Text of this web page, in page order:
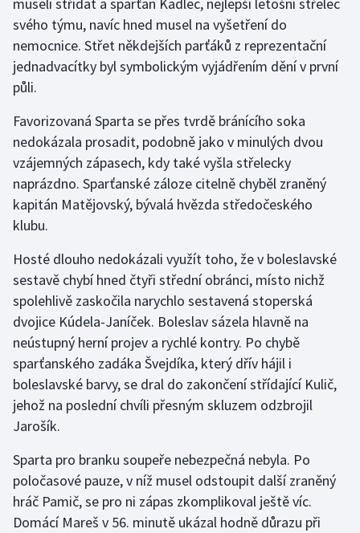
Short track
Sportovní střelba
Triatlon
Veslování
Vodní slalom
Volejbal
Ostatní
svého týmu, navíc hned musel na vyšetření do
nemocnice. Střet někdejších parťáků z reprezentační
jednadvacítky byl symbolickým vyjádřením dění v první
půli.
Favorizovaná Sparta se přes tvrdě bránícího soka
nedokázala prosadit, podobně jako v minulých dvou
vzájemných zápasech, kdy také vyšla střelecky
naprázdno. Sparťanské záloze citelně chyběl zraněný
kapitán Matějovský, bývalá hvězda středočeského
klubu.
Hosté dlouho nedokázali využít toho, že v boleslavské
sestavě chybí hned čtyři střední obránci, místo nichž
spolehlivě zaskočila narychlo sestavená stoperská
dvojice Kúdela-Janíček. Boleslav sázela hlavně na
neústupný herní projev a rychlé kontry. Po chybě
sparťanského zadáka Švejdíka, který dřív hájil i
boleslavské barvy, se dral do zakončení střídající Kulič,
jehož na poslední chvíli přesným skluzem odzbrojil
Jarošík.
Sparta pro branku soupeře nebezpečná nebyla. Po
poločasové pauze, v níž musel odstoupit další zraněný
hráč Pamič, se pro ni zápas zkomplikoval ještě víc.
Domácí Mareš v 56. minutě ukázal hodně důrazu při